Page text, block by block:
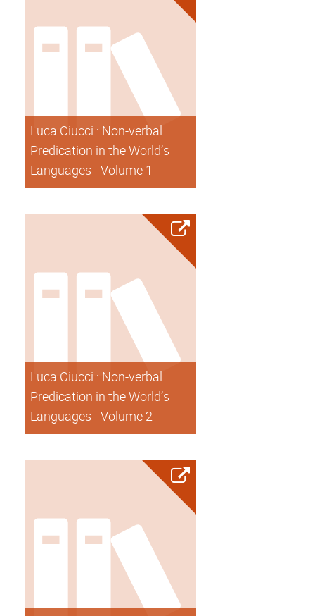
Luca Ciucci : Non-verbal
Predication in the World’s
Languages - Volume 1
Luca Ciucci : Non-verbal
Predication in the World’s
Languages - Volume 2